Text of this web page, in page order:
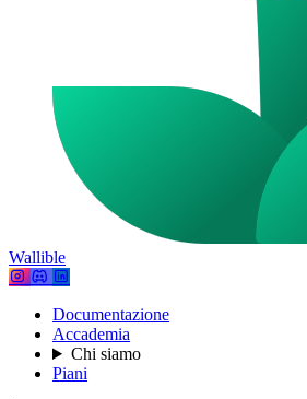
Wallible
Documentazione
Accademia
Chi siamo
Piani